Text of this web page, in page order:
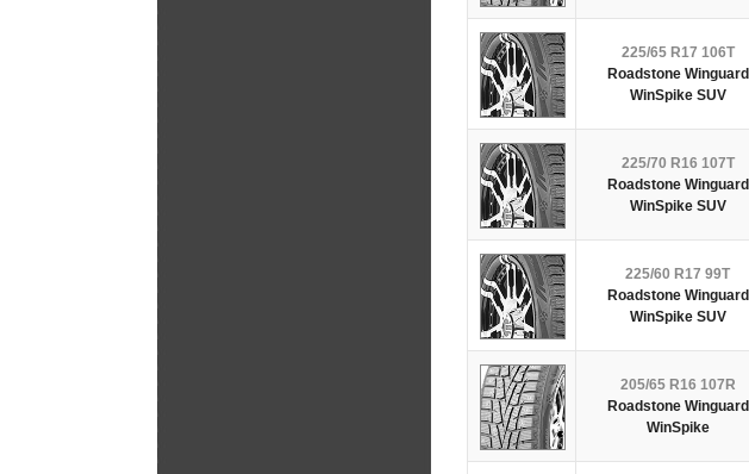
225/65 R17 106T
Roadstone Winguard
WinSpike SUV
225/70 R16 107T
Roadstone Winguard
WinSpike SUV
225/60 R17 99T
Roadstone Winguard
WinSpike SUV
205/65 R16 107R
Roadstone Winguard
WinSpike